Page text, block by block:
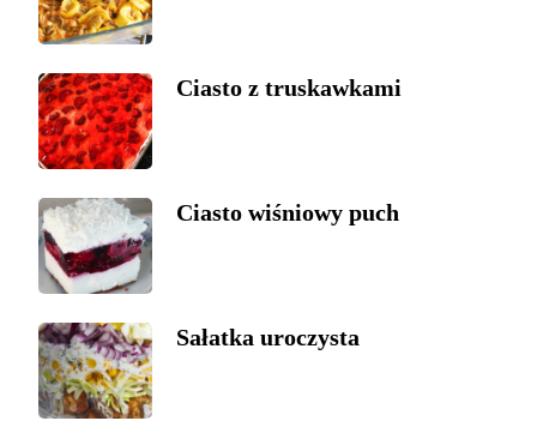
Ciasto z truskawkami
Ciasto wiśniowy puch
Sałatka uroczysta